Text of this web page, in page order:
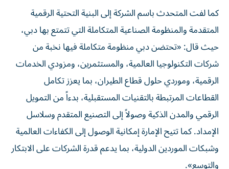
كما لفت المتحدث باسم الشركة إلى البنية التحتية الرقمية
المتقدمة والمنظومة الصناعية المتكاملة التي تتمتع بها دبي،
حيث قال: «تحتضن دبي منظومة متكاملة فيها نخبة من
شركات التكنولوجيا العالمية، والمستثمرين، ومزودي الخدمات
الرقمية، وموردي حلول قطاع الطيران، بما يعزز تكامل
القطاعات المرتبطة بالتقنيات المستقبلية، بدءاً من التمويل
الرقمي والمدن الذكية وصولاً إلى التصنيع المتقدم وسلاسل
الإمداد. كما تتيح الإمارة إمكانية الوصول إلى الكفاءات العالمية
وشبكات الموردين الدولية، بما يدعم قدرة الشركات على الابتكار